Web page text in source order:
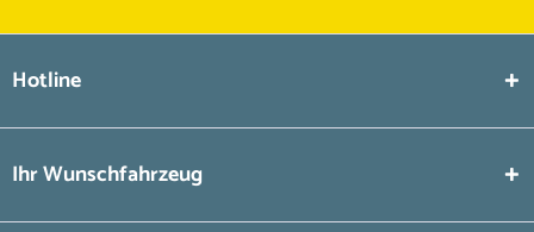
Hotline
Ihr Wunschfahrzeug